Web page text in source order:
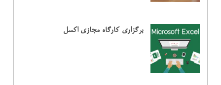
برگزاری کارگاه مجازی اکسل